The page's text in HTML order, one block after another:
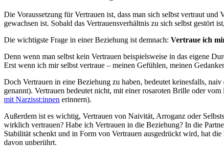
Die Voraussetzung für Vertrauen ist, dass man sich selbst vertraut
gewachsen ist. Sobald das Vertrauensverhältnis zu sich selbst gestört
Die wichtigste Frage in einer Beziehung ist demnach: Vertraue ich
Denn wenn man selbst kein Vertrauen beispielsweise in das eigene
Erst wenn ich mir selbst vertraue – meinen Gefühlen, meinen
Doch Vertrauen in eine Beziehung zu haben, bedeutet keinesfalls,
genannt). Vertrauen bedeutet nicht, mit einer rosaroten Brille oder
mit Narzisst:innen erinnern).
Außerdem ist es wichtig, Vertrauen von Naivität, Arroganz oder
wirklich vertrauen? Habe ich Vertrauen in die Beziehung? In die
Stabilität schenkt und in Form von Vertrauen ausgedrückt wird, hat
davon unberührt.